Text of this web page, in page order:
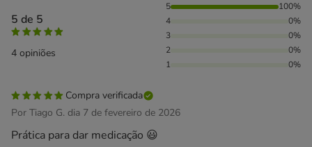
5 de 5
4 opiniões
100% das pessoas avaliaram com 5 estrelas,
5
100%
4
0%
3
0%
2
0%
1
0%
Compra verificada
Por Tiago G. dia 7 de fevereiro de 2026
Prática para dar medicação 😃